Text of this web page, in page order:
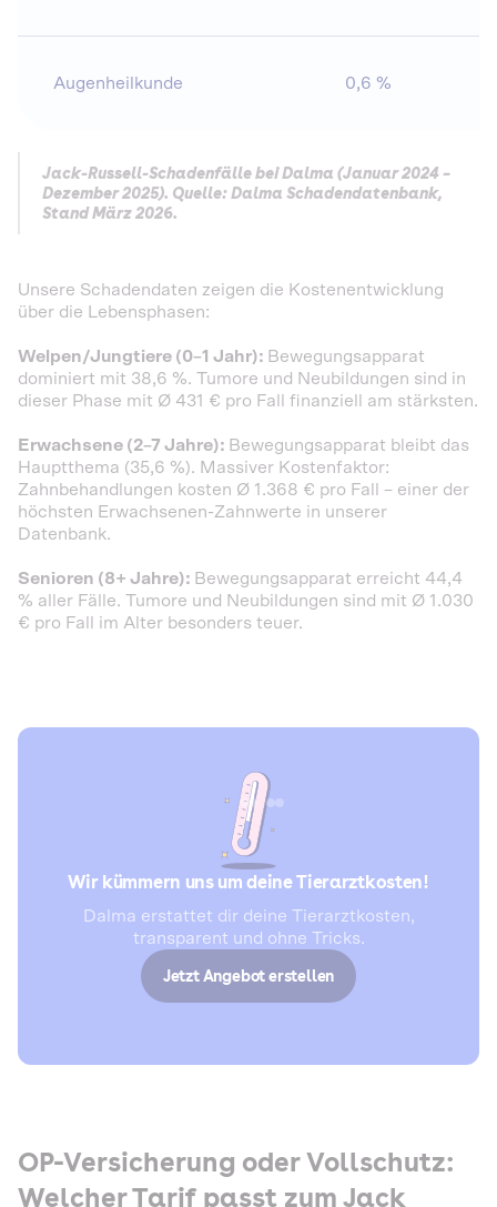
Augenheilkunde 0,6 %
Jack-Russell-Schadenfälle bei Dalma (Januar 2024 –
Dezember 2025). Quelle: Dalma Schadendatenbank,
Stand März 2026.
Unsere Schadendaten zeigen die Kostenentwicklung
über die Lebensphasen:
Welpen/Jungtiere (0–1 Jahr): Bewegungsapparat
dominiert mit 38,6 %. Tumore und Neubildungen sind in
dieser Phase mit Ø 431 € pro Fall finanziell am stärksten.
Erwachsene (2–7 Jahre): Bewegungsapparat bleibt das
Hauptthema (35,6 %). Massiver Kostenfaktor:
Zahnbehandlungen kosten Ø 1.368 € pro Fall – einer der
höchsten Erwachsenen-Zahnwerte in unserer
Datenbank.
Senioren (8+ Jahre): Bewegungsapparat erreicht 44,4
% aller Fälle. Tumore und Neubildungen sind mit Ø 1.030
€ pro Fall im Alter besonders teuer.
Wir kümmern uns um deine Tierarztkosten!
Dalma erstattet dir deine Tierarztkosten,
transparent und ohne Tricks.
Jetzt Angebot erstellen
OP-Versicherung oder Vollschutz:
Welcher Tarif passt zum Jack